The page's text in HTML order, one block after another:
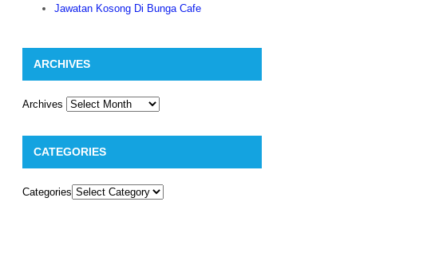
Jawatan Kosong Di Bunga Cafe
ARCHIVES
Archives
CATEGORIES
Categories